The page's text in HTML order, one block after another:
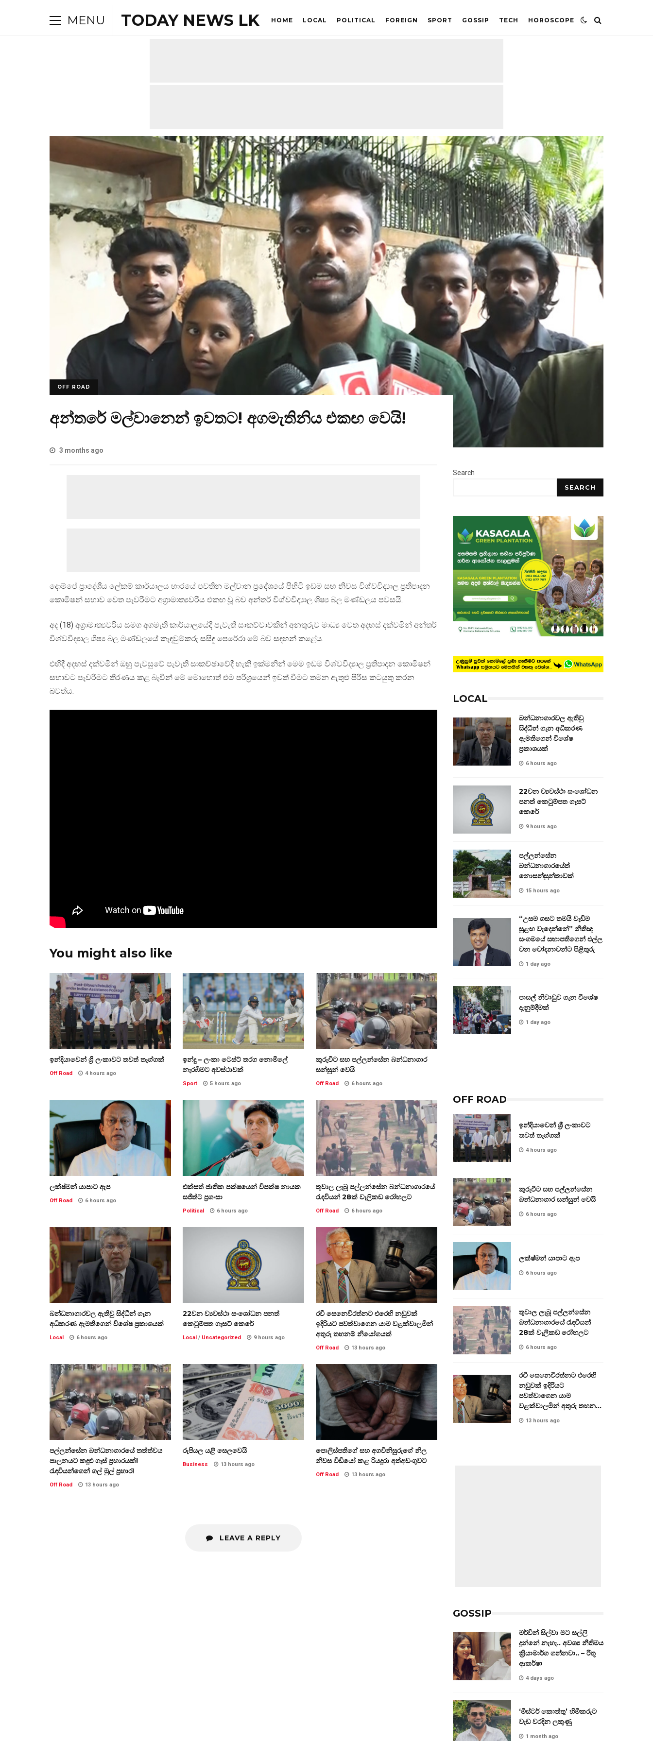
MENU TODAY NEWS LK HOME LOCAL POLITICAL FOREIGN SPORT GOSSIP TECH HOROSCOPE
OFF ROAD
අන්තරේ මල්වානෙන් ඉවතට! අගමැතිනිය එකඟ වෙයි!
3 months ago
දොම්පේ ප්‍රාදේශීය ලේකම් කාර්යාලය භාරයේ පවතින මල්වාන ප්‍රදේශයේ පිහිටි ඉඩම සහ නිවස විශ්වවිද්‍යාල ප්‍රතිපාදන
කොමිෂන් සභාව වෙත පැවරීමට අග්‍රාමාත්‍යවරිය එකඟ වූ බව අන්තර් විශ්වවිද්‍යාල ශිෂ්‍ය බල මණ්ඩලය පවසයි.
අද (18) අග්‍රාමාත්‍යවරිය සමග අගමැති කාර්යාලයේදී පැවැති සාකච්චාවකින් අනතුරුව මාධ්‍ය වෙත අදහස් දක්වමින් අන්තර්
විශ්වවිද්‍යාල ශිෂ්‍ය බල මණ්ඩලයේ කැඳවුම්කරු සසිඳු පෙරේරා මේ බව සඳහන් කළේය.
එහිදී අදහස් දක්වමින් ඔහු පැවසුවේ පැවැති සාකච්ඡාවේදී හැකි ඉක්මනින් මෙම ඉඩම විශ්වවිද්‍යාල ප්‍රතිපාදන කොමිෂන්
සභාවට පැවරීමට තීරණය කළ බැවින් මේ මොහොත් එම පරිශ්‍රයෙන් ඉවත් වීමට තමන ඇතුළු පිරිස කටයුතු කරන
බවත්ය.
You might also like
ඉන්දියාවෙන් ශ්‍රී ලංකාවට තවත් තෑග්ගක්
Off Road 4 hours ago
ඉන්දු – ලංකා ටෙස්ට් තරග නොමිලේ
නැරඹීමට අවස්ථාවක්
Sport 5 hours ago
කුරුවිට සහ පල්ලන්සේන බන්ධනාගාර
සන්සුන් වෙයි
Off Road 6 hours ago
ලක්ෂ්මන් යාපාට ඇප
Off Road 6 hours ago
එක්සත් ජාතික පක්ෂයෙන් විපක්ෂ නායක
සජිත්ට ප්‍රශංසා
Political 6 hours ago
තුවාල ලැබූ පල්ලන්සේන බන්ධනාගාරයේ
රැඳවියන් 28ක් වැලිකඩ රෝහලට
Off Road 6 hours ago
බන්ධනාගාරවල ඇතිවු සිද්ධීන් ගැන
අධිකරණ ඇමතිගෙන් විශේෂ ප්‍රකාශයක්
Local 6 hours ago
22වන ව්‍යවස්ථා සංශෝධන පනත්
කෙටුම්පත ගැසට් කෙරේ
Local/ Uncategorized 9 hours ago
රවී සෙනෙවිරත්නට එරෙහි නඩුවක්
ඉදිරියට පවත්වාගෙන යාම වළක්වාලමින්
අතුරු තහනම් නියෝගයක්
Off Road 13 hours ago
පල්ලන්සේන බන්ධනාගාරයේ තත්ත්වය
පාලනයට කඳුළු ගෑස් ප්‍රහාරයක්!
රැඳවියන්ගෙන් ගල් මුල් ප්‍රහාර!
Off Road 13 hours ago
රුපියල යළි සෙලවෙයි
Business 13 hours ago
පොලිස්පතිගේ සහ අගවිනිසුරුගේ නිල
නිවස වීඩියෝ කළ රියදුරා අත්අඩංගුවට
Off Road 13 hours ago
LEAVE A REPLY
Search
SEARCH
LOCAL
බන්ධනාගාරවල ඇතිවු
සිද්ධීන් ගැන අධිකරණ
ඇමතිගෙන් විශේෂ
ප්‍රකාශයක්
6 hours ago
22වන ව්‍යවස්ථා සංශෝධන
පනත් කෙටුම්පත ගැසට්
කෙරේ
9 hours ago
පල්ලන්සේන
බන්ධනාගාරයේත්
නොසන්සුන්තාවක්
15 hours ago
“උසම ගසට තමයි වැඩිම
සුළඟ වැදෙන්නේ” නීතිඥ
සංගමයේ සභාපතිගෙන් එල්ල
වන චෝදනාවන්ට පිළිතුරු
1 day ago
පාසල් නිවාඩුව ගැන විශේෂ
දැනුම්දීමක්
1 day ago
OFF ROAD
ඉන්දියාවෙන් ශ්‍රී ලංකාවට
තවත් තෑග්ගක්
4 hours ago
කුරුවිට සහ පල්ලන්සේන
බන්ධනාගාර සන්සුන් වෙයි
6 hours ago
ලක්ෂ්මන් යාපාට ඇප
6 hours ago
තුවාල ලැබූ පල්ලන්සේන
බන්ධනාගාරයේ රැඳවියන්
28ක් වැලිකඩ රෝහලට
6 hours ago
රවී සෙනෙවිරත්නට එරෙහි
නඩුවක් ඉදිරියට
පවත්වාගෙන යාම
වළක්වාලමින් අතුරු තහනම්
නියෝගයක්
13 hours ago
GOSSIP
මර්වින් සිල්වා මට සල්ලි
දුන්නේ නැහැ.. අවශ්‍ය නීතිමය
ක්‍රියාමාර්ග ගන්නවා.. – රිතූ
ආකර්ෂා
4 days ago
‘මිස්ටර් කොත්තු’ හිමිකරුට
වැඩ වරදින ලකුණු
1 month ago